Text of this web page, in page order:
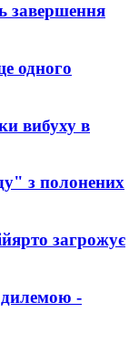
завершення
одного
вибуху в
з полонених
загрожує
дилемою -